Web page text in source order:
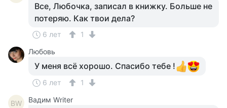
Все, Любочка, записал в книжку. Больше не
потеряю. Как твои дела?
6 лет
1
Любовь
У меня всё хорошо. Спасибо тебе !
6 лет 1
ВW Вадим Writer